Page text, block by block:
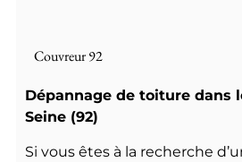
Couvreur 92
Dépannage de toiture dans
Seine (92)
Si vous êtes à la recherche